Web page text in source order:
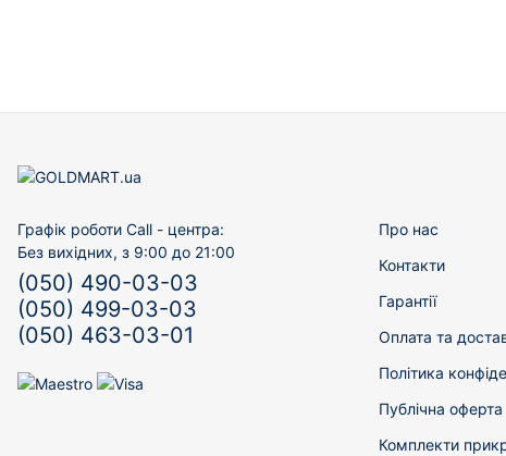
Графік роботи Call - центра:
Без вихідних, з 9:00 до 21:00
(050) 490-03-03
(050) 499-03-03
(050) 463-03-01
Про нас
Контакти
Гарантії
Оплата та
Політика
Публічна оферта
Комплекти